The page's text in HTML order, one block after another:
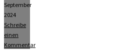
September
2024
Schreibe
einen
Kommentar